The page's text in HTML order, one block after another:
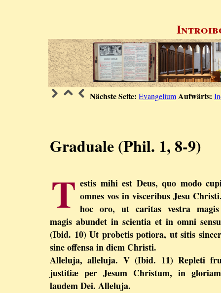
Nächste Seite: EvangeliumAufwärts:
Graduale (Phil. 1, 8-9)
T estis mihi est Deus, quo modo
omnes vos in visceribus Jesu
hoc oro, ut caritas vestra
magis abundet in scientia et in omni
(Ibid. 10) Ut probetis potiora, ut sitis
sine offensa in diem Christi.
Alleluja, alleluja. V (Ibid. 11) Repleti
justitiæ per Jesum Christum, in
laudem Dei. Alleluja.